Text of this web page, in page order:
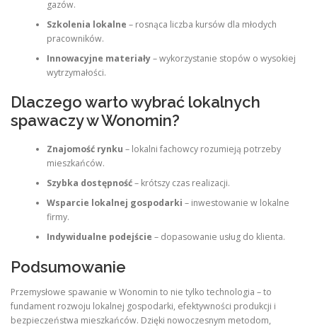
gazów.
Szkolenia lokalne – rosnąca liczba kursów dla młodych
pracowników.
Innowacyjne materiały– wykorzystanie stopów o wysokiej
wytrzymałości.
Dlaczego warto wybrać lokalnych
spawaczy w Wonomin?
Znajomość rynku – lokalni fachowcy rozumieją potrzeby
mieszkańców.
Szybka dostępność– krótszy czas realizacji.
Wsparcie lokalnej gospodarki – inwestowanie w lokalne
firmy.
Indywidualne podejście – dopasowanie usług do klienta.
Podsumowanie
Przemysłowe spawanie w Wonomin to nie tylko technologia – to
fundament rozwoju lokalnej gospodarki, efektywności produkcji i
bezpieczeństwa mieszkańców. Dzięki nowoczesnym metodom,